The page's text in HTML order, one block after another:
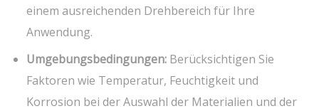
einem ausreichenden Drehbereich für Ihre
Anwendung.
Umgebungsbedingungen: Berücksichtigen Sie
Faktoren wie Temperatur, Feuchtigkeit und
Korrosion bei der Auswahl der Materialien und der